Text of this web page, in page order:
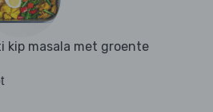
kip masala met groente